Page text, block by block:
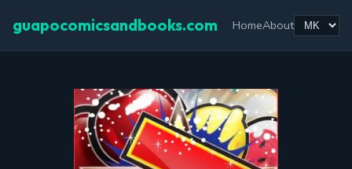
guapocomicsandbooks.com HomeAbout